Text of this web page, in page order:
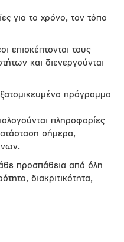
για το χρόνο, τον τόπο
επισκέπτονται τους
και διενεργούνται
πρόγραμμα
πληροφορίες
σήμερα,
προσπάθεια από όλη
διακριτικότητα,